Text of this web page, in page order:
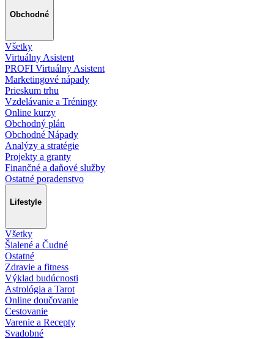
Obchodné
Všetky
Virtuálny Asistent
PROFI Virtuálny Asistent
Marketingové nápady
Prieskum trhu
Vzdelávanie a Tréningy
Online kurzy
Obchodný plán
Obchodné Nápady
Analýzy a stratégie
Projekty a granty
Finančné a daňové služby
Ostatné poradenstvo
Lifestyle
Všetky
Šialené a Čudné
Ostatné
Zdravie a fitness
Výklad budúcnosti
Astrológia a Tarot
Online doučovanie
Cestovanie
Varenie a Recepty
Svadobné